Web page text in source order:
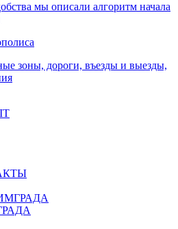
мы описали алгоритм начала
зоны, дороги, въезды и выезды,